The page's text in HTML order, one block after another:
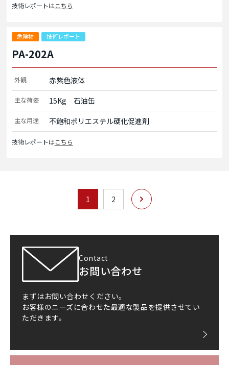
技術レポートはこちら
危険物 技術レポート
PA-202A
外観 赤紫色液体
主な荷姿 15Kg　石油缶
主な用途 不飽和ポリエステル硬化促進剤
技術レポートはこちら
1 2 次へ
Contact
お問い合わせ
まずはお問い合わせください。
お客様のニーズに合わせた最適な製品を提供させてい
ただきます。